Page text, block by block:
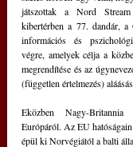
játszottak a Nord Stream
kibertérben a 77. dandár,
információs és
végre, amelyek célja a
megrendítése és az
(független értelmezés)
Eközben Nagy-
Európáról. Az EU
épül ki Norvégiától a balti